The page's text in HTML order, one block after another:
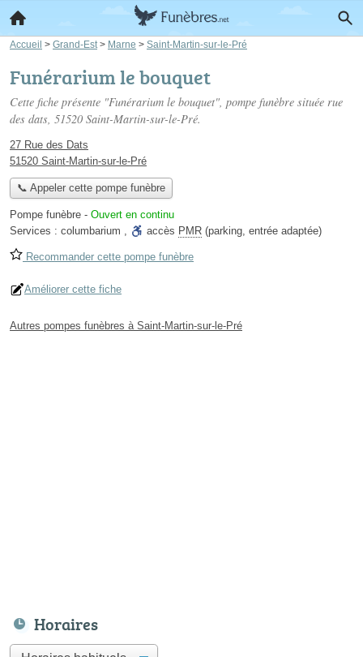
Accueil > Grand-Est > Marne > Saint-Martin-sur-le-Pré
Funérarium le bouquet
Cette fiche présente "Funérarium le bouquet", pompe funèbre située rue
des dats, 51520 Saint-Martin-sur-le-Pré.
27 Rue des Dats
51520 Saint-Martin-sur-le-Pré
📞 Appeler cette pompe funèbre
Pompe funèbre - Ouvert en continu
Services : columbarium , accès PMR (parking, entrée adaptée)
Recommander cette pompe funèbre
Améliorer cette fiche
Autres pompes funèbres à Saint-Martin-sur-le-Pré
Horaires